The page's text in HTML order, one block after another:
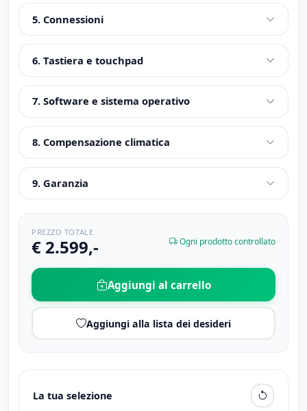
5. Connessioni
6. Tastiera e touchpad
7. Software e sistema operativo
8. Compensazione climatica
9. Garanzia
PREZZO TOTALE
€ 2.599,- Ogni prodotto controllato
Aggiungi al carrello
Aggiungi alla lista dei desideri
La tua selezione